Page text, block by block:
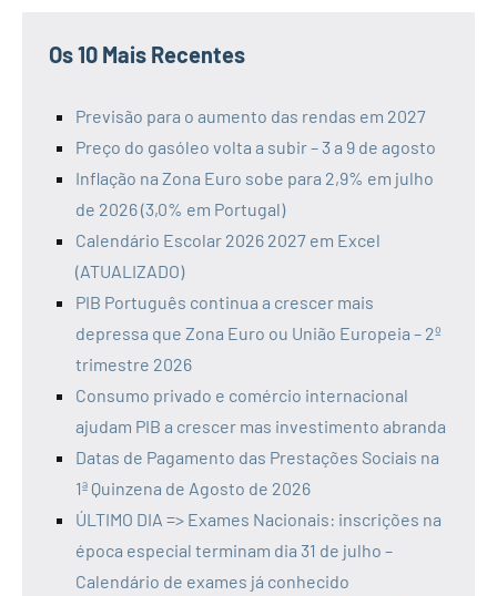
Os 10 Mais Recentes
Previsão para o aumento das rendas em 2027
Preço do gasóleo volta a subir – 3 a 9 de agosto
Inflação na Zona Euro sobe para 2,9% em julho
de 2026 (3,0% em Portugal)
Calendário Escolar 2026 2027 em Excel
(ATUALIZADO)
PIB Português continua a crescer mais
depressa que Zona Euro ou União Europeia – 2º
trimestre 2026
Consumo privado e comércio internacional
ajudam PIB a crescer mas investimento abranda
Datas de Pagamento das Prestações Sociais na
1ª Quinzena de Agosto de 2026
ÚLTIMO DIA => Exames Nacionais: inscrições na
época especial terminam dia 31 de julho –
Calendário de exames já conhecido